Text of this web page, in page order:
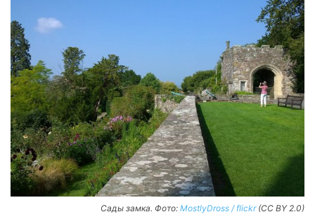
Сады замка. Фото: MostlyDross / flickr(CC BY 2.0)